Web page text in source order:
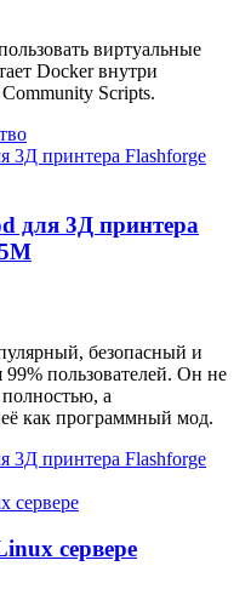
виртуальные
Docker внутри
Scripts.
для 3Д принтера
безопасный и
пользователей. Он не
а
как программный мод.
сервере